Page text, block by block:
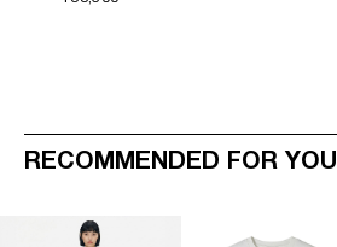
RECOMMENDED FOR YOU